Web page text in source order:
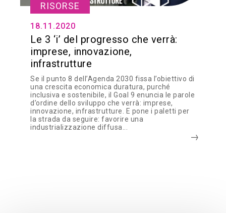
RISORSE
18.11.2020
Le 3 ‘i’ del progresso che verrà:
imprese, innovazione,
infrastrutture
Se il punto 8 dell’Agenda 2030 fissa l’obiettivo di
una crescita economica duratura, purché
inclusiva e sostenibile, il Goal 9 enuncia le parole
d’ordine dello sviluppo che verrà: imprese,
innovazione, infrastrutture. E pone i paletti per
la strada da seguire: favorire una
industrializzazione diffusa...